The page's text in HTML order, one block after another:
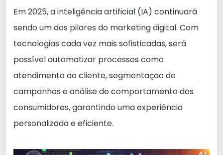
Em 2025, a inteligência artificial (IA) continuará
sendo um dos pilares do marketing digital. Com
tecnologias cada vez mais sofisticadas, será
possível automatizar processos como
atendimento ao cliente, segmentação de
campanhas e análise de comportamento dos
consumidores, garantindo uma experiência
personalizada e eficiente.